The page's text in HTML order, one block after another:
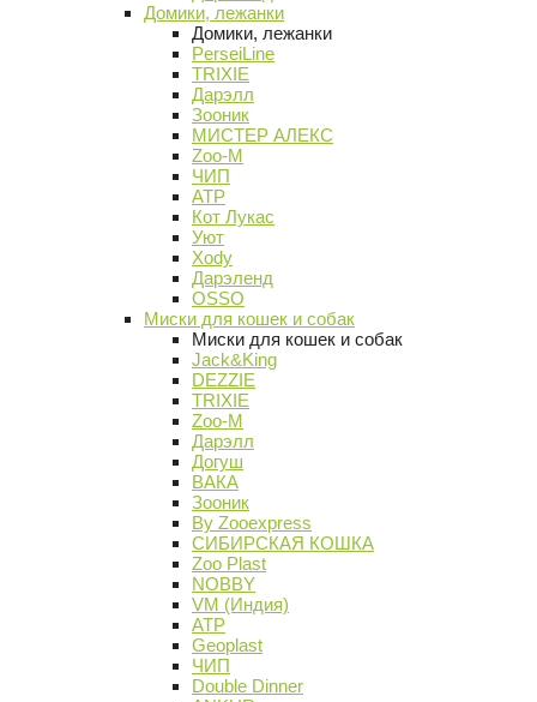
Домики, лежанки
Домики, лежанки
PerseiLine
TRIXIE
Дарэлл
Зооник
МИСТЕР АЛЕКС
Zoo-M
ЧИП
АТР
Кот Лукас
Уют
Xody
Дарэленд
OSSO
Миски для кошек и собак
Миски для кошек и собак
Jack&King
DEZZIE
TRIXIE
Zoo-M
Дарэлл
Догуш
ВАКА
Зооник
By Zooexpress
СИБИРСКАЯ КОШКА
Zoo Plast
NOBBY
VM (Индия)
АТР
Geoplast
ЧИП
Double Dinner